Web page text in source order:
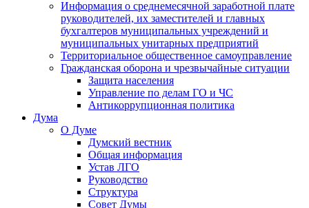
Информация о среднемесячной заработной плате
руководителей, их заместителей и главных
бухгалтеров муниципальных учреждений и
муниципальных унитарных предприятий
Территориальное общественное самоуправление
Гражданская оборона и чрезвычайные ситуации
Защита населения
Управление по делам ГО и ЧС
Антикоррупционная политика
Дума
О Думе
Думский вестник
Общая информация
Устав ЛГО
Руководство
Структура
Совет Думы